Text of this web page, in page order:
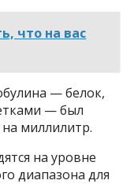
что на вас
— белок,
— был
миллилитр.
на уровне
диапазона для